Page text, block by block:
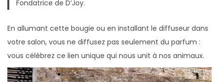
Fondatrice de D’Joy.
En allumant cette bougie ou en installant le diffuseur dans
votre salon, vous ne diffusez pas seulement du parfum :
vous célébrez ce lien unique qui nous unit à nos animaux.